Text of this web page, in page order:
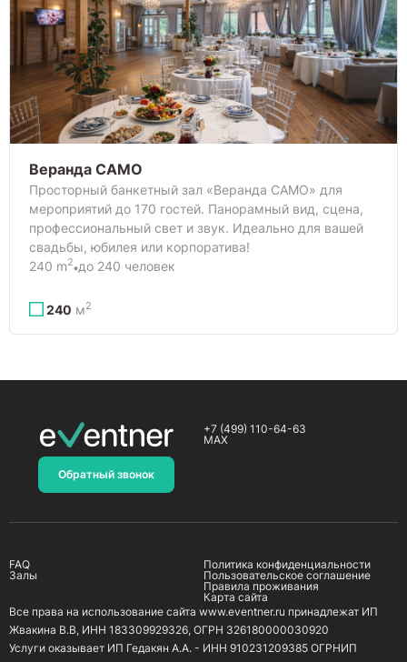
Веранда САМО
Просторный банкетный зал «Веранда САМО» для
мероприятий до 170 гостей. Панорамный вид, сцена,
профессиональный свет и звук. Идеально для вашей
свадьбы, юбилея или корпоратива!
240 m2 до 240 человек
240 м2
Обратный звонок
+7 (499) 110-64-63
MAX
FAQ
Залы
Политика конфиденциальности
Пользовательское соглашение
Правила проживания
Карта сайта
Все права на использование сайта www.eventner.ru принадлежат ИП
Жвакина В.В, ИНН 183309929326, ОГРН 326180000030920
Услуги оказывает ИП Гедакян А.А. - ИНН 910231209385 ОГРНИП